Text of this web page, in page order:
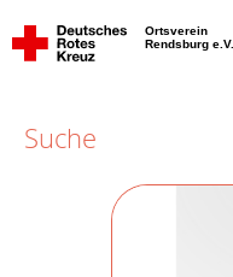
Ortsverein
Rendsburg e.V.
Suche